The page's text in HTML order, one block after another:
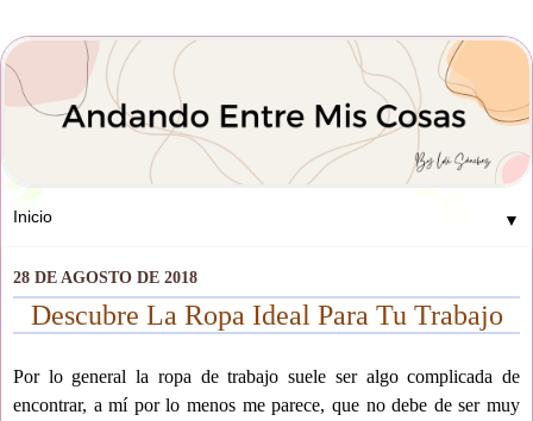
▼
28 DE AGOSTO DE 2018
Descubre La Ropa Ideal Para Tu Trabajo
Por lo general la ropa de trabajo suele ser algo complicada de
encontrar, a mí por lo menos me parece, que no debe de ser muy